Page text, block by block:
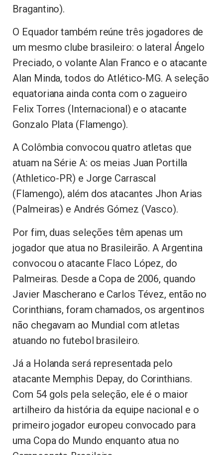
Bragantino).
O Equador também reúne três jogadores de
um mesmo clube brasileiro: o lateral Ángelo
Preciado, o volante Alan Franco e o atacante
Alan Minda, todos do Atlético-MG. A seleção
equatoriana ainda conta com o zagueiro
Felix Torres (Internacional) e o atacante
Gonzalo Plata (Flamengo).
A Colômbia convocou quatro atletas que
atuam na Série A: os meias Juan Portilla
(Athletico-PR) e Jorge Carrascal
(Flamengo), além dos atacantes Jhon Arias
(Palmeiras) e Andrés Gómez (Vasco).
Por fim, duas seleções têm apenas um
jogador que atua no Brasileirão. A Argentina
convocou o atacante Flaco López, do
Palmeiras. Desde a Copa de 2006, quando
Javier Mascherano e Carlos Tévez, então no
Corinthians, foram chamados, os argentinos
não chegavam ao Mundial com atletas
atuando no futebol brasileiro.
Já a Holanda será representada pelo
atacante Memphis Depay, do Corinthians.
Com 54 gols pela seleção, ele é o maior
artilheiro da história da equipe nacional e o
primeiro jogador europeu convocado para
uma Copa do Mundo enquanto atua no